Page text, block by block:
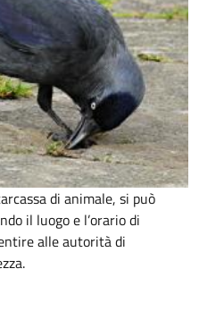
di animale, si può
il luogo e l’orario di
alle autorità di